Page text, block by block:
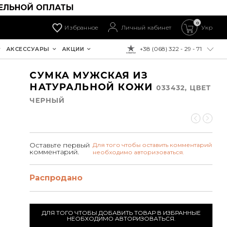
ОПЛАТЫ
Избранное Личный кабинет
0
Укр
К ОПЛАТЕ:
+38 (068) 322 - 29 - 71
АКСЕССУАРЫ АКЦИИ
СУМКА МУЖСКАЯ ИЗ
НАТУРАЛЬНОЙ КОЖИ033432, ЦВЕТ
ЧЕРНЫЙ
Оставьте первый
комментарий.
Для того чтобы оставить комментарий
необходимо авторизоваться.
Распродано
ДЛЯ ТОГО ЧТОБЫ ДОБАВИТЬ ТОВАР В ИЗБРАННЫЕ
НЕОБХОДИМО АВТОРИЗОВАТЬСЯ.